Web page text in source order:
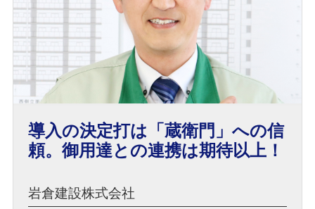
導入の決定打は「蔵衛門」への信
頼。御用達との連携は期待以上！
岩倉建設株式会社